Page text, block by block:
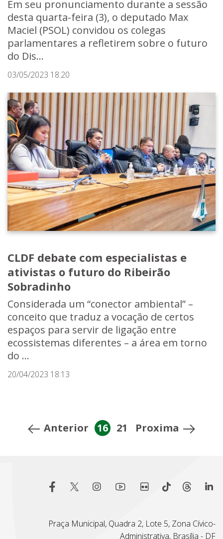
Em seu pronunciamento durante a sessão
desta quarta-feira (3), o deputado Max
Maciel (PSOL) convidou os colegas
parlamentares a refletirem sobre o futuro
do Dis...
03/05/2023 18:20
CLDF debate com especialistas e
ativistas o futuro do Ribeirão
Sobradinho
Considerada um “conector ambiental” –
conceito que traduz a vocação de certos
espaços para servir de ligação entre
ecossistemas diferentes – a área em torno
do ...
20/04/2023 18:13
Anterior 16 21 Proxima
Praça Municipal, Quadra 2, Lote 5, Zona Cívico-
Administrativa, Brasília - DF